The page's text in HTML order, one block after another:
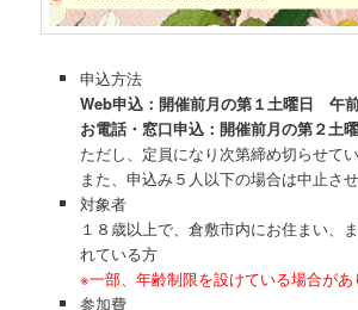
申込方法
Web申込：開催前月の第１土曜日 午
お電話・窓口申込：開催前月の第２土
ただし、定員になり次第締め切らせてい
また、申込み５人以下の場合は中止さ
対象者
１８歳以上で、倉敷市内にお住まい、
れている方
※一部、年齢制限を設けている場合があ
参加費